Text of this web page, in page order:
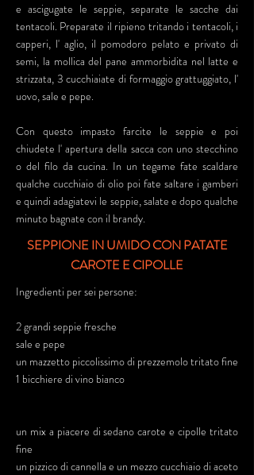
e ascigugate le seppie, separate le sacche dai
tentacoli. Preparate il ripieno tritando i tentacoli, i
capperi, l' aglio, il pomodoro pelato e privato di
semi, la mollica del pane ammorbidita nel latte e
strizzata, 3 cucchiaiate di formaggio grattuggiato, l'
uovo, sale e pepe.
Con questo impasto farcite le seppie e poi
chiudete l' apertura della sacca con uno stecchino
o del filo da cucina. In un tegame fate scaldare
qualche cucchiaio di olio poi fate saltare i gamberi
e quindi adagiatevi le seppie, salate e dopo qualche
minuto bagnate con il brandy.
SEPPIONE IN UMIDO CON PATATE
CAROTE E CIPOLLE
Ingredienti per sei persone:
2 grandi seppie fresche
sale e pepe
un mazzetto piccolissimo di prezzemolo tritato fine
1 bicchiere di vino bianco
un mix a piacere di sedano carote e cipolle tritato
fine
un pizzico di cannella e un mezzo cucchiaio di aceto